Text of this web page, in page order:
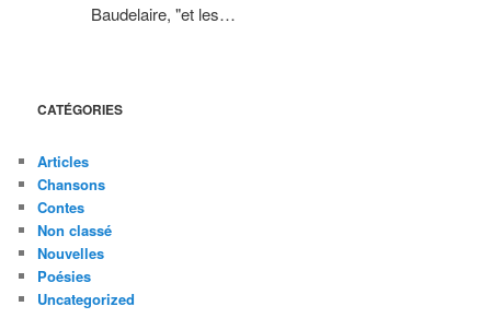
Baudelaire, "et les…
CATÉGORIES
Articles
Chansons
Contes
Non classé
Nouvelles
Poésies
Uncategorized